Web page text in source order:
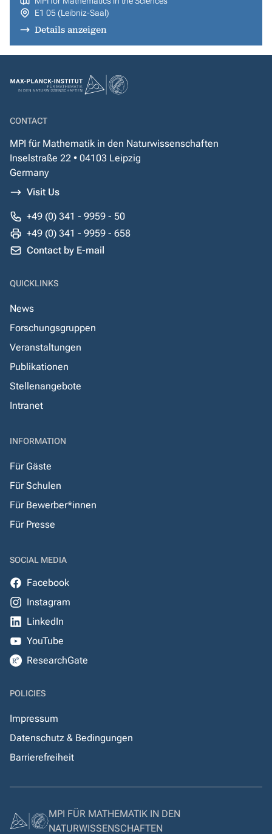
E1 05 (Leibniz-Saal)
Details anzeigen
CONTACT
MPI für Mathematik in den Naturwissenschaften
Inselstraße 22 • 04103 Leipzig
Germany
Visit Us
+49 (0) 341 - 9959 - 50
+49 (0) 341 - 9959 - 658
Contact by E-mail
QUICKLINKS
News
Forschungsgruppen
Veranstaltungen
Publikationen
Stellenangebote
Intranet
INFORMATION
Für Gäste
Für Schulen
Für Bewerber*innen
Für Presse
SOCIAL MEDIA
Facebook
Instagram
LinkedIn
YouTube
ResearchGate
POLICIES
Impressum
Datenschutz & Bedingungen
Barrierefreiheit
MPI FÜR MATHEMATIK IN DEN
NATURWISSENSCHAFTEN